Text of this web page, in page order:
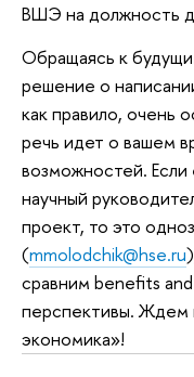
ВШЭ на должность
Обращаясь к
решение о
как правило, очень
речь идет о вашем
возможностей.
научный
проект, то это
(mmolodchik@hse.ru
сравним benefits
перспективы. Ждем
экономика»!